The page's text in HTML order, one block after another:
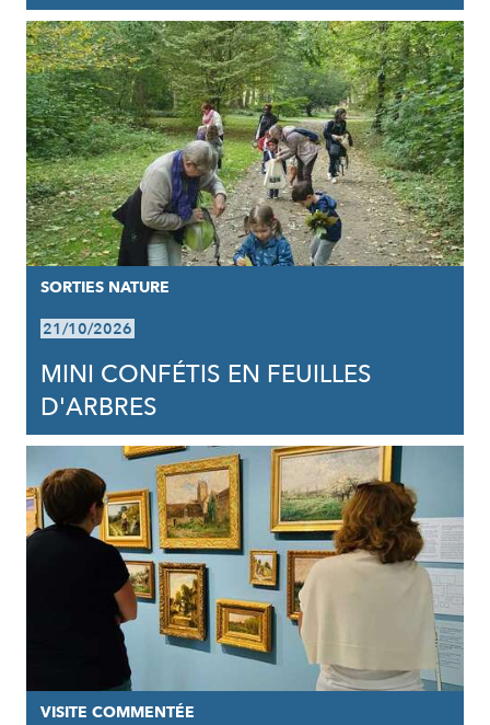
SORTIES NATURE
21/10/2026
MINI CONFÉTIS EN FEUILLES
D'ARBRES
VISITE COMMENTÉE